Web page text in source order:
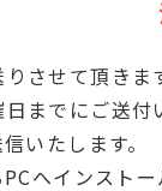
させて頂きま
までにご送付
いたします。
へインストー